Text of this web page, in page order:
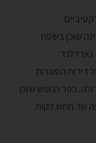
שוכן בשטח
דירות הסוגרות
כפר הנופש שוכן
של חמש דקות